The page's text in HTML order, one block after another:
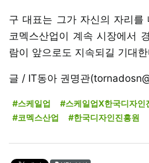
구 대표는 그가 자신의 자리를
코멕스산업이 계속 시장에서
람이 앞으로도 지속되길 기대
글 / IT동아 권명관
#스케일업 #스케일업X한국디자인
#코멕스산업
#한국디자인진흥원